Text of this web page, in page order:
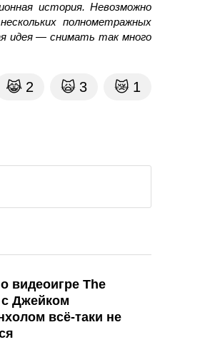
история. Невозможно
полнометражных
идея — снимать так много
😹 2 🙀 3 😿 1
видеоигре The
Джейком
всё-таки не